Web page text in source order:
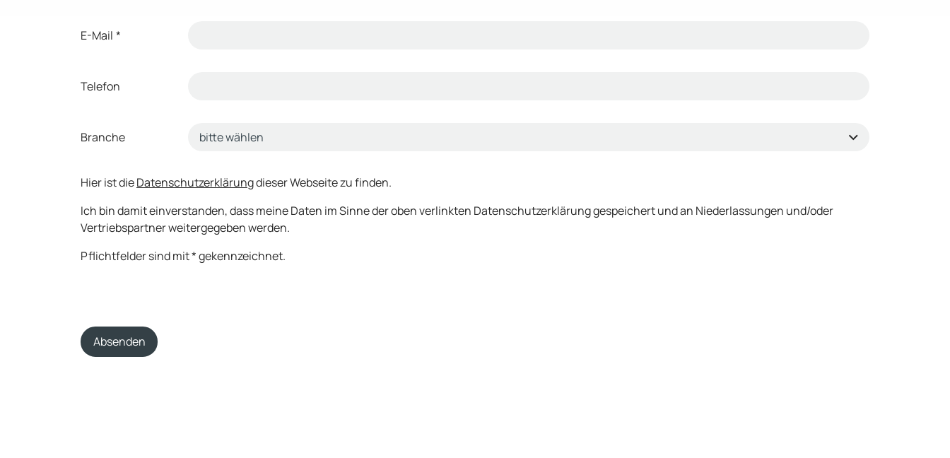
E-Mail *
Telefon
Branche
Hier ist dieDatenschutzerklärungdieser Webseite zu finden.
Ich bin damit einverstanden, dass meine Daten im Sinne der oben verlinkten Datenschutzerklärung gespeichert und an Niederlassungen und/oder
Vertriebspartner weitergegeben werden.
Pflichtfelder sind mit * gekennzeichnet.
Absenden